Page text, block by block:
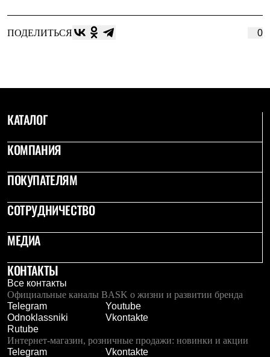
Брюки
Штормовая одежда
Куртки
Толстовки
Термобелье
Теплое термобелье
Легкое термобелье
Флисовая одежда
Брюки
Утепленная пухом
Комбинезоны
Брюки
Утепленная синтетикой
Комбинезоны
Куртки
Брюки
Лёгкая одежда
Футболки
Толстовки
ПОДЕЛИТЬСЯ 0
КАТАЛОГ
КОМПАНИЯ
ПОКУПАТЕЛЯМ
СОТРУДНИЧЕСТВО
МЕДИА
КОНТАКТЫ
Все контакты
Официальные каналы BASK о жизни и развитии бренда
Telegram
Youtube
Odnoklassniki
Vkontakte
Rutube
Интернет-магазин, розничные продажи: новинки и акции
Telegram
Vkontakte